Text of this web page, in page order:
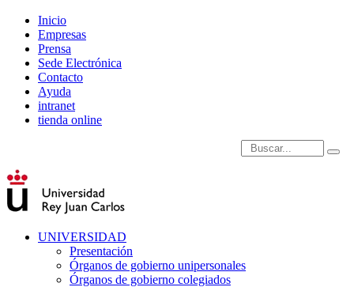
Inicio
Empresas
Prensa
Sede Electrónica
Contacto
Ayuda
intranet
tienda online
Introduce términos de
UNIVERSIDAD
Presentación
Órganos de gobierno unipersonales
Órganos de gobierno colegiados